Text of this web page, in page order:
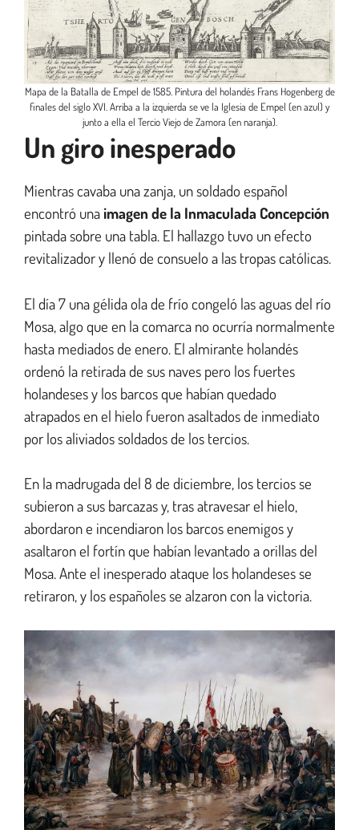
Mapa de la Batalla de Empel de 1585. Pintura del holandés Frans Hogenberg de
finales del siglo XVI. Arriba a la izquierda se ve la Iglesia de Empel (en azul) y
junto a ella el Tercio Viejo de Zamora (en naranja).
Un giro inesperado
Mientras cavaba una zanja, un soldado español
encontró unaimagen de la Inmaculada Concepción
pintada sobre una tabla. El hallazgo tuvo un efecto
revitalizador y llenó de consuelo a las tropas católicas.
El día 7 una gélida ola de frío congeló las aguas del río
Mosa, algo que en la comarca no ocurría normalmente
hasta mediados de enero. El almirante holandés
ordenó la retirada de sus naves pero los fuertes
holandeses y los barcos que habían quedado
atrapados en el hielo fueron asaltados de inmediato
por los aliviados soldados de los tercios.
En la madrugada del 8 de diciembre, los tercios se
subieron a sus barcazas y, tras atravesar el hielo,
abordaron e incendiaron los barcos enemigos y
asaltaron el fortín que habían levantado a orillas del
Mosa. Ante el inesperado ataque los holandeses se
retiraron, y los españoles se alzaron con la victoria.